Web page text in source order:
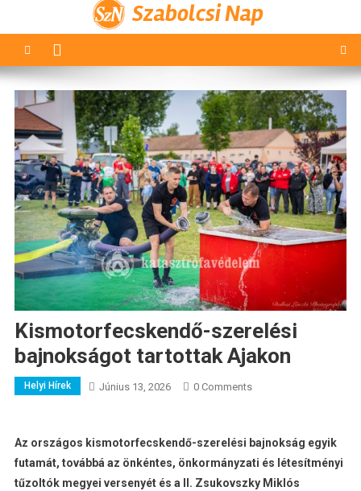
Szabolcsi Nap
Kismotorfecskendő-szerelési
bajnokságot tartottak Ajakon
Helyi Hírek Június 13, 2026 0 Comments
Az országos kismotorfecskendő-szerelési bajnokság egyik
futamát, továbbá az önkéntes, önkormányzati és létesítményi
tűzoltók megyei versenyét és a II. Zsukovszky Miklós